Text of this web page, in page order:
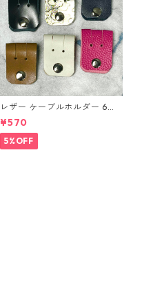
レザー ケーブルホルダー 6個
セット
¥570
5%OFF